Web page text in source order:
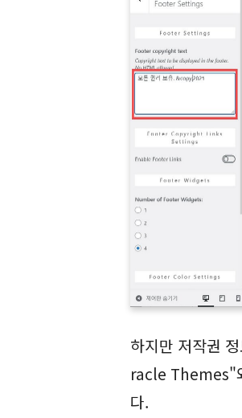
하지만 저작권
racle Themes"
다.